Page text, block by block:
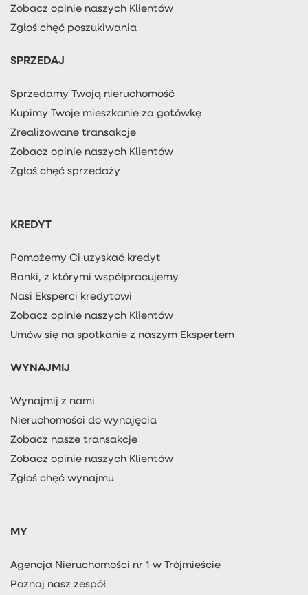
Zobacz opinie naszych Klientów
Zgłoś chęć poszukiwania
SPRZEDAJ
Sprzedamy Twoją nieruchomość
Kupimy Twoje mieszkanie za gotówkę
Zrealizowane transakcje
Zobacz opinie naszych Klientów
Zgłoś chęć sprzedaży
KREDYT
Pomożemy Ci uzyskać kredyt
Banki, z którymi współpracujemy
Nasi Eksperci kredytowi
Zobacz opinie naszych Klientów
Umów się na spotkanie z naszym Ekspertem
WYNAJMIJ
Wynajmij z nami
Nieruchomości do wynajęcia
Zobacz nasze transakcje
Zobacz opinie naszych Klientów
Zgłoś chęć wynajmu
MY
Agencja Nieruchomości nr 1 w Trójmieście
Poznaj nasz zespół